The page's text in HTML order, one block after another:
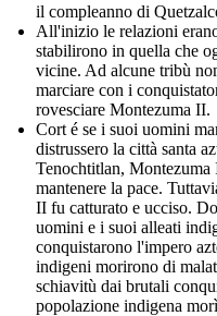
il compleanno di
All'inizio le relazioni
stabilirono in quella che
vicine. Ad alcune tribù
marciare con i
rovesciare Montezuma II.
Cort é se i suoi uomini
distrussero la città santa
Tenochtitlan,
mantenere la pace.
II fu catturato e ucciso.
uomini e i suoi alleati
conquistarono l'impero
indigeni morirono di
schiavitù dai brutali
popolazione indigena